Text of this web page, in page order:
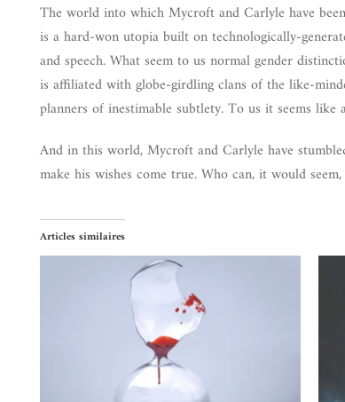
The world into which Mycroft and Carlyle have
is a hard-won utopia built on technologically-
and speech. What seem to us normal gender
is affiliated with globe-girdling clans of the like-
planners of inestimable subtlety. To us it seems
And in this world, Mycroft and Carlyle have
make his wishes come true. Who can, it would
Articles similaires